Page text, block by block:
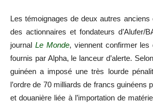
Les témoignages de deux autres anciens
des actionnaires et fondateurs d’Alufer/
journal Le Monde, viennent confirmer les
fournis par Alpha, le lanceur d’alerte.
guinéen a imposé une très lourde
l’ordre de 70 milliards de francs guinéens
et douanière liée à l’importation de